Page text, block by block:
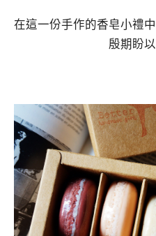
在這一份手作的香皂小禮
殷期盼